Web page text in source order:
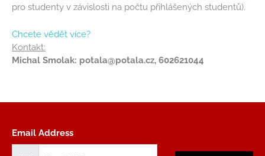
pro studenty v závislosti na počtu přihlášených studentů).
Chcete vědět více?
Kontakt:
Michal Smolak: potala@potala.cz, 602621044
Email Address